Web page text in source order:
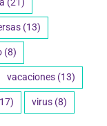
(21)
(13)
(8)
vacaciones (13)
virus (8)